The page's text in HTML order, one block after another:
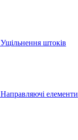
Ущільнення штоків
Направляючі елементи